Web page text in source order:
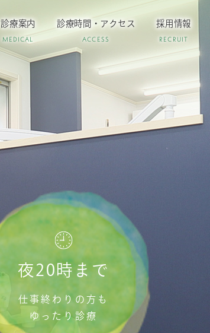
診療案内
MEDICAL
診療時間・アクセス
ACCESS
採用情報
RECRUIT
夜20時まで
仕事終わりの方も
ゆったり診療